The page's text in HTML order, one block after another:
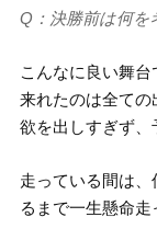
Q：決勝前は何
こんなに良い舞
来れたのは全ての
欲を出しすぎず、
走っている間は
るまで一生懸命走